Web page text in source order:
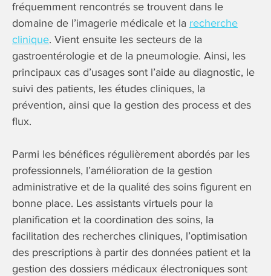
fréquemment rencontrés se trouvent dans le
domaine de l’imagerie médicale et la recherche
clinique. Vient ensuite les secteurs de la
gastroentérologie et de la pneumologie. Ainsi, les
principaux cas d’usages sont l’aide au diagnostic, le
suivi des patients, les études cliniques, la
prévention, ainsi que la gestion des process et des
flux.
Parmi les bénéfices régulièrement abordés par les
professionnels, l’amélioration de la gestion
administrative et de la qualité des soins figurent en
bonne place. Les assistants virtuels pour la
planification et la coordination des soins, la
facilitation des recherches cliniques, l’optimisation
des prescriptions à partir des données patient et la
gestion des dossiers médicaux électroniques sont